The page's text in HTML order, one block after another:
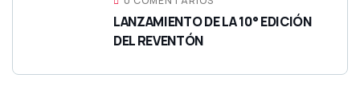
LANZAMIENTO DE LA 10° EDICIÓN
DEL REVENTÓN